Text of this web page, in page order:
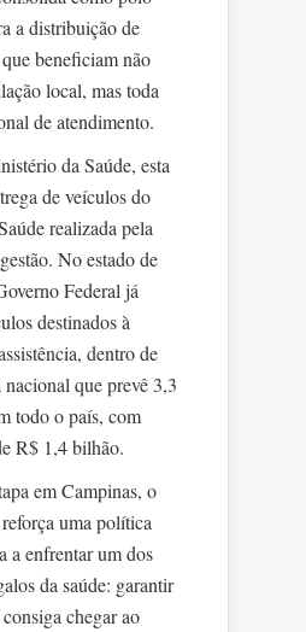
a distribuição de
beneficiam não
local, mas toda
de atendimento.
da Saúde, esta
de veículos do
realizada pela
No estado de
Federal já
destinados à
dentro de
nacional que prevê 3,3
todo o país, com
R$ 1,4 bilhão.
em Campinas, o
uma política
a enfrentar um dos
da saúde: garantir
chegar ao